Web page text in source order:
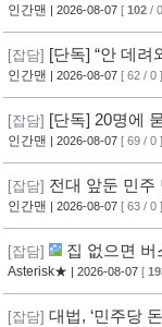
자"
인간맨 | 2026-08-07 [ 102 /
[잡담] [단독] “안 데려
조직적 개입?
인간맨 | 2026-08-07 [ 62 / 0 ]
[잡담] [단독] 20명에
인간맨 | 2026-08-07 [ 69 / 0 ]
[잡담] 전대 앞둔 민주
11개월 동안 몰랐다
인간맨 | 2026-08-07 [ 63 / 0 ]
[잡담] 집 없으면 버
Asterisk★ | 2026-08-07 [
[잡담] 대법, ‘민주당